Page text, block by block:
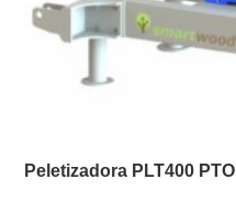
Peletizadora PLT400 PTO